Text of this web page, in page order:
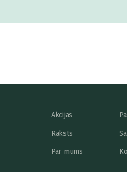
Akcijas
Raksts
Par mums